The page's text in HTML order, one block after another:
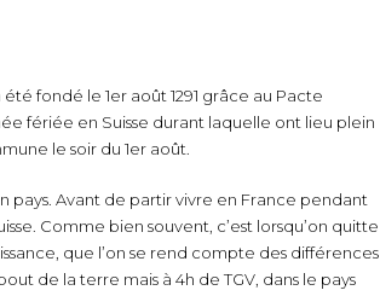
fondé le 1er août 1291 grâce au Pacte
fériée en Suisse durant laquelle ont lieu plein
le soir du 1er août.
pays. Avant de partir vivre en France pendant
Comme bien souvent, c’est lorsqu’on quitte
que l’on se rend compte des différences
de la terre mais à 4h de TGV, dans le pays